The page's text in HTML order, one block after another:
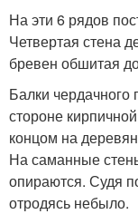
На эти 6 рядов
Четвертая стена
бревен обшитая
Балки
стороне
концом на
На саманные
опираются. Судя
отродясь небыло.